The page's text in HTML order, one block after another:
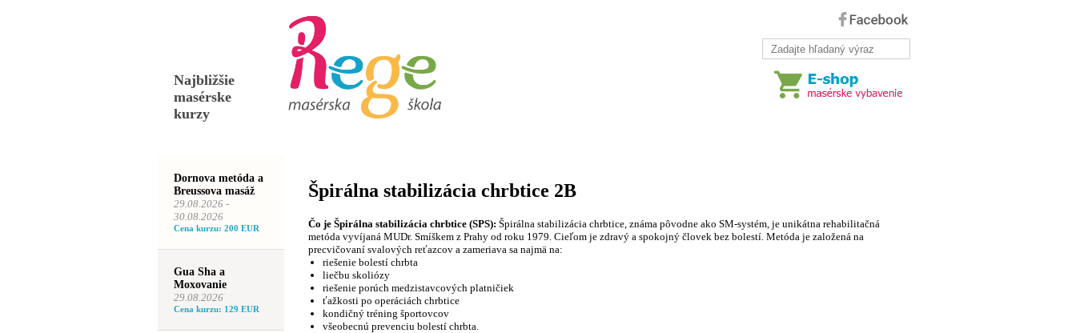
Najbližšie
masérske
kurzy
Dornova metóda a
Breussova masáž
29.08.2026 -
30.08.2026
Cena kurzu: 200 EUR
Gua Sha a
Moxovanie
29.08.2026
Cena kurzu: 129 EUR
Špirálna stabilizácia chrbtice 2B
Čo je Špirálna stabilizácia chrbtice (SPS): Špirálna stabilizácia chrbtice, známa pôvodne ako SM-systém, je unikátna rehabilitačná
metóda vyvíjaná MUDr. Smíškem z Prahy od roku 1979. Cieľom je zdravý a spokojný človek bez bolestí. Metóda je založená na
precvičovaní svalových reťazcov a zameriava sa najmä na:
riešenie bolestí chrbta
liečbu skoliózy
riešenie porúch medzistavcových platničiek
ťažkosti po operáciách chrbtice
kondičný tréning športovcov
všeobecnú prevenciu bolestí chrbta.